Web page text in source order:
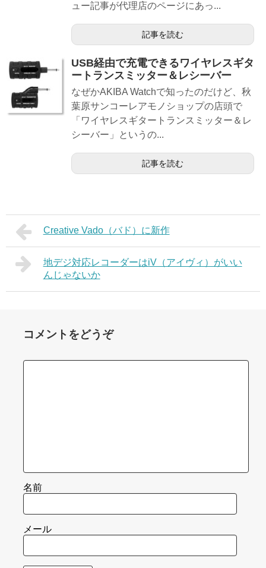
ュー記事が代理店のページにあっ...
記事を読む
USB経由で充電できるワイヤレスギタ
ートランスミッター＆レシーバー
なぜかAKIBA Watchで知ったのだけど、秋
葉原サンコーレアモノショップの店頭で
「ワイヤレスギタートランスミッター＆レ
シーバー」というの...
記事を読む
Creative Vado（バド）に新作
地デジ対応レコーダーはiV（アイヴィ）がいい
んじゃないか
コメントをどうぞ
名前
メール